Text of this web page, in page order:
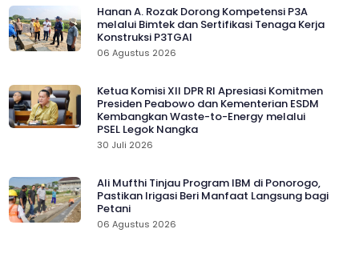
Hanan A. Rozak Dorong Kompetensi P3A
melalui Bimtek dan Sertifikasi Tenaga Kerja
Konstruksi P3TGAI
06 Agustus 2026
Ketua Komisi XII DPR RI Apresiasi Komitmen
Presiden Peabowo dan Kementerian ESDM
Kembangkan Waste-to-Energy melalui
PSEL Legok Nangka
30 Juli 2026
Ali Mufthi Tinjau Program IBM di Ponorogo,
Pastikan Irigasi Beri Manfaat Langsung bagi
Petani
06 Agustus 2026